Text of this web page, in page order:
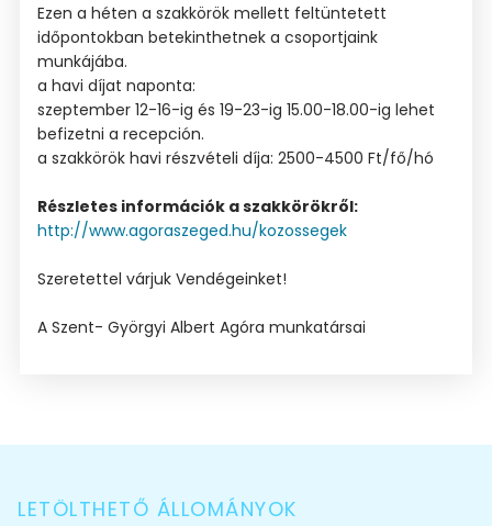
Ezen a héten a szakkörök mellett feltüntetett
időpontokban betekinthetnek a csoportjaink
munkájába.
a havi díjat naponta:
szeptember 12-16-ig és 19-23-ig 15.00-18.00-ig lehet
befizetni a recepción.
a szakkörök havi részvételi díja: 2500-4500 Ft/fő/hó
Részletes információk a szakkörökről:
http://www.agoraszeged.hu/kozossegek
Szeretettel várjuk Vendégeinket!
A Szent- Györgyi Albert Agóra munkatársai
LETÖLTHETŐ ÁLLOMÁNYOK